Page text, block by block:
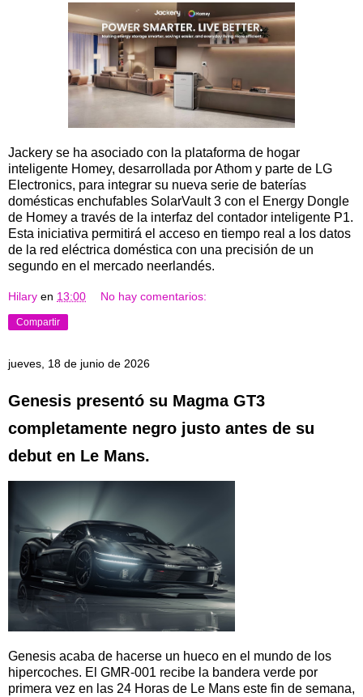
Jackery se ha asociado con la plataforma de hogar
inteligente Homey, desarrollada por Athom y parte de LG
Electronics, para integrar su nueva serie de baterías
domésticas enchufables SolarVault 3 con el Energy Dongle
de Homey a través de la interfaz del contador inteligente P1.
Esta iniciativa permitirá el acceso en tiempo real a los datos
de la red eléctrica doméstica con una precisión de un
segundo en el mercado neerlandés.
Hilary en 13:00 No hay comentarios:
Compartir
jueves, 18 de junio de 2026
Genesis presentó su Magma GT3
completamente negro justo antes de su
debut en Le Mans.
Genesis acaba de hacerse un hueco en el mundo de los
hipercoches. El GMR-001 recibe la bandera verde por
primera vez en las 24 Horas de Le Mans este fin de semana,